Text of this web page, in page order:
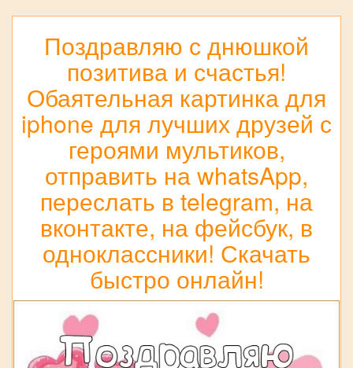
Поздравляю с днюшкой
позитива и счастья!
Обаятельная картинка для
iphone для лучших друзей с
героями мультиков,
отправить на whatsApp,
переслать в telegram, на
вконтакте, на фейсбук, в
одноклассники! Скачать
быстро онлайн!